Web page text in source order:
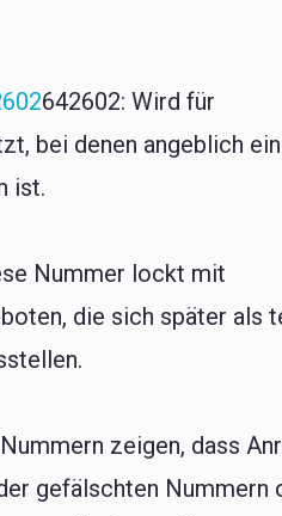
642602: Wird für
bei denen angeblich ein
ist.
Nummer lockt mit
die sich später als
zeigen, dass
gefälschten Nummern